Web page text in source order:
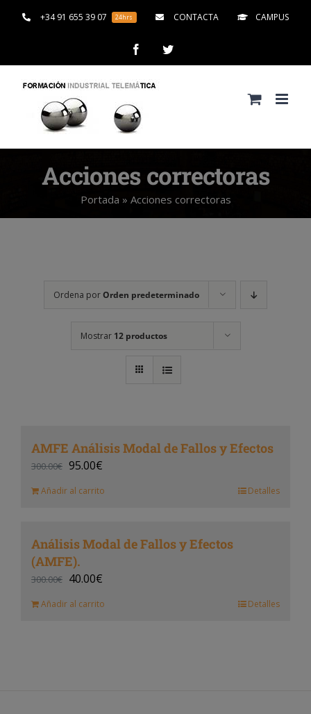
+34 91 655 39 07 24hrs CONTACTA CAMPUS
FacebookTwitter
Acciones correctoras
Portada » Acciones correctoras
Ordena porOrden predeterminado
Mostrar 12 productos
AMFE Análisis Modal de Fallos y Efectos
300.00€ 95.00€
Añadir al carrito Detalles
Análisis Modal de Fallos y Efectos
(AMFE).
300.00€ 40.00€
Añadir al carrito Detalles